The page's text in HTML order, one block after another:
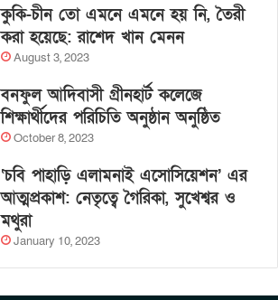
কুকি-চীন তো এমনে এমনে হয় নি, তৈরী
করা হয়েছে: রাশেদ খান মেনন
August 3, 2023
বনফুল আদিবাসী গ্রীনহার্ট কলেজে
শিক্ষার্থীদের পরিচিতি অনুষ্ঠান অনুষ্ঠিত
October 8, 2023
‘চবি পাহাড়ি এলামনাই এসোসিয়েশন’ এর
আত্মপ্রকাশ: নেতৃত্বে গৈরিকা, সুখেশ্বর ও
মথুরা
January 10, 2023